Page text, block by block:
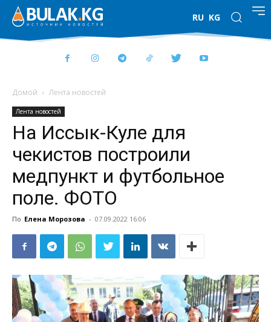
RU KG
Домой Лента новостей
Лента новостей
На Иссык-Куле для
чекистов построили
медпункт и футбольное
поле. ФОТО
По Елена Морозова - 07.09.2022 16:06